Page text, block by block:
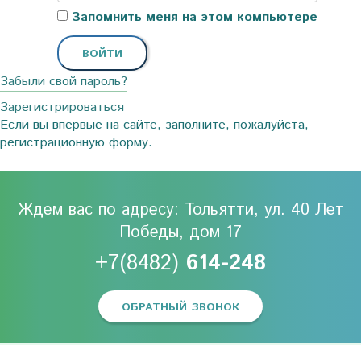
Запомнить меня на этом компьютере
Забыли свой пароль?
Зарегистрироваться
Если вы впервые на сайте, заполните, пожалуйста,
регистрационную форму.
Ждем вас по адресу: Тольятти, ул. 40 Лет
Победы, дом 17
+7(8482) 614-248
ОБРАТНЫЙ ЗВОНОК